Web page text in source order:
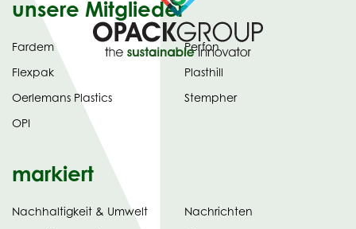
unsere Mitglieder
Fardem
Flexpak
Oerlemans Plastics
OPI
Perfon
Plasthill
Stempher
markiert
Nachhaltigkeit & Umwelt
Nachrichten